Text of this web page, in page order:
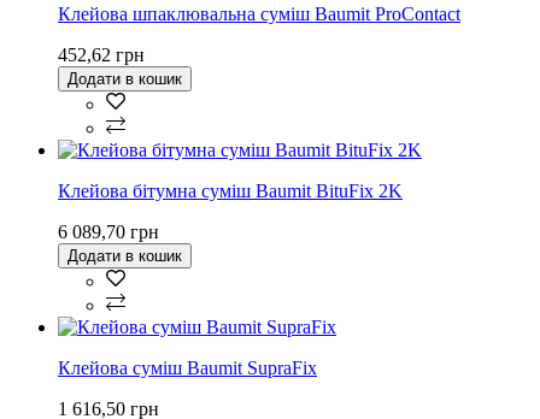
Клейова шпаклювальна суміш Baumit ProContact
452,62 грн
Додати в кошик
Клейова бітумна суміш Baumit BituFix 2K
6 089,70 грн
Додати в кошик
Клейова суміш Baumit SupraFix
1 616,50 грн